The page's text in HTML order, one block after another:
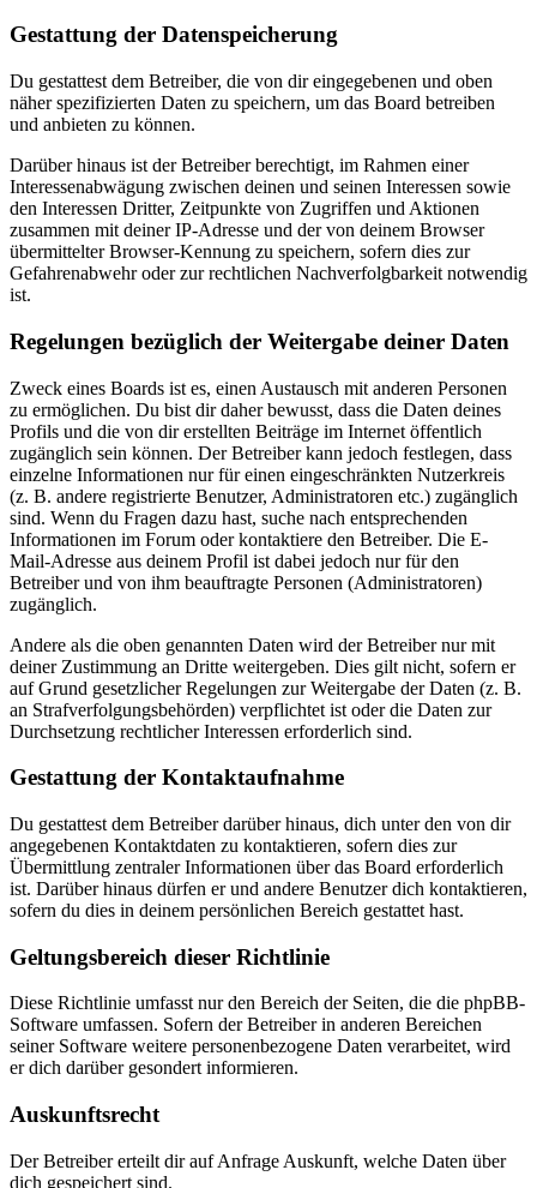
Gestattung der Datenspeicherung
Du gestattest dem Betreiber, die von dir eingegebenen und oben
näher spezifizierten Daten zu speichern, um das Board betreiben
und anbieten zu können.
Darüber hinaus ist der Betreiber berechtigt, im Rahmen einer
Interessenabwägung zwischen deinen und seinen Interessen sowie
den Interessen Dritter, Zeitpunkte von Zugriffen und Aktionen
zusammen mit deiner IP-Adresse und der von deinem Browser
übermittelter Browser-Kennung zu speichern, sofern dies zur
Gefahrenabwehr oder zur rechtlichen Nachverfolgbarkeit notwendig
ist.
Regelungen bezüglich der Weitergabe deiner Daten
Zweck eines Boards ist es, einen Austausch mit anderen Personen
zu ermöglichen. Du bist dir daher bewusst, dass die Daten deines
Profils und die von dir erstellten Beiträge im Internet öffentlich
zugänglich sein können. Der Betreiber kann jedoch festlegen, dass
einzelne Informationen nur für einen eingeschränkten Nutzerkreis
(z. B. andere registrierte Benutzer, Administratoren etc.) zugänglich
sind. Wenn du Fragen dazu hast, suche nach entsprechenden
Informationen im Forum oder kontaktiere den Betreiber. Die E-
Mail-Adresse aus deinem Profil ist dabei jedoch nur für den
Betreiber und von ihm beauftragte Personen (Administratoren)
zugänglich.
Andere als die oben genannten Daten wird der Betreiber nur mit
deiner Zustimmung an Dritte weitergeben. Dies gilt nicht, sofern er
auf Grund gesetzlicher Regelungen zur Weitergabe der Daten (z. B.
an Strafverfolgungsbehörden) verpflichtet ist oder die Daten zur
Durchsetzung rechtlicher Interessen erforderlich sind.
Gestattung der Kontaktaufnahme
Du gestattest dem Betreiber darüber hinaus, dich unter den von dir
angegebenen Kontaktdaten zu kontaktieren, sofern dies zur
Übermittlung zentraler Informationen über das Board erforderlich
ist. Darüber hinaus dürfen er und andere Benutzer dich kontaktieren,
sofern du dies in deinem persönlichen Bereich gestattet hast.
Geltungsbereich dieser Richtlinie
Diese Richtlinie umfasst nur den Bereich der Seiten, die die phpBB-
Software umfassen. Sofern der Betreiber in anderen Bereichen
seiner Software weitere personenbezogene Daten verarbeitet, wird
er dich darüber gesondert informieren.
Auskunftsrecht
Der Betreiber erteilt dir auf Anfrage Auskunft, welche Daten über
dich gespeichert sind.